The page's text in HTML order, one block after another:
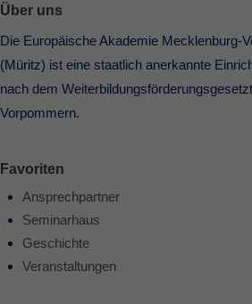
Über uns
Die Europäische Akademie Mecklenburg-
(Müritz) ist eine staatlich anerkannte
nach dem
Vorpommern.
Favoriten
Ansprechpartner
Seminarhaus
Geschichte
Veranstaltungen